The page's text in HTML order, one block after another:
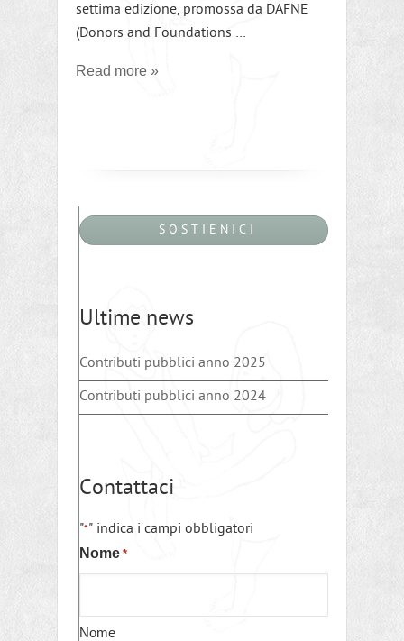
settima edizione, promossa da DAFNE
(Donors and Foundations …
Read more »
S O S T I E N I C I
Ultime news
Contributi pubblici anno 2025
Contributi pubblici anno 2024
Contattaci
"*" indica i campi obbligatori
Nome *
Nome